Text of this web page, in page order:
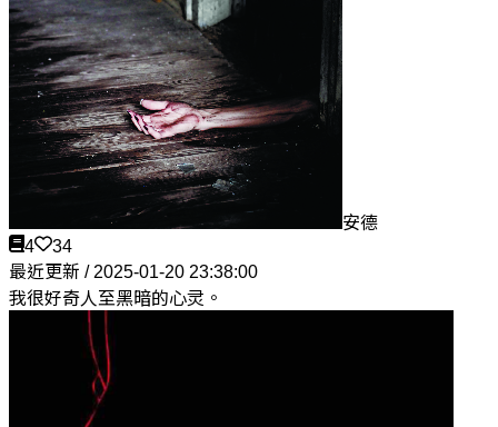
安德
4
34
最近更新 / 2025-01-20 23:38:00
我很好奇人至黑暗的心灵。